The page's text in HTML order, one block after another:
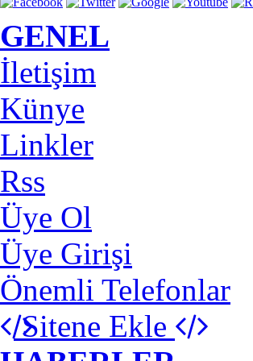
GENEL
İletişim
Künye
Linkler
Rss
Üye Ol
Üye Girişi
Önemli Telefonlar
Sitene Ekle